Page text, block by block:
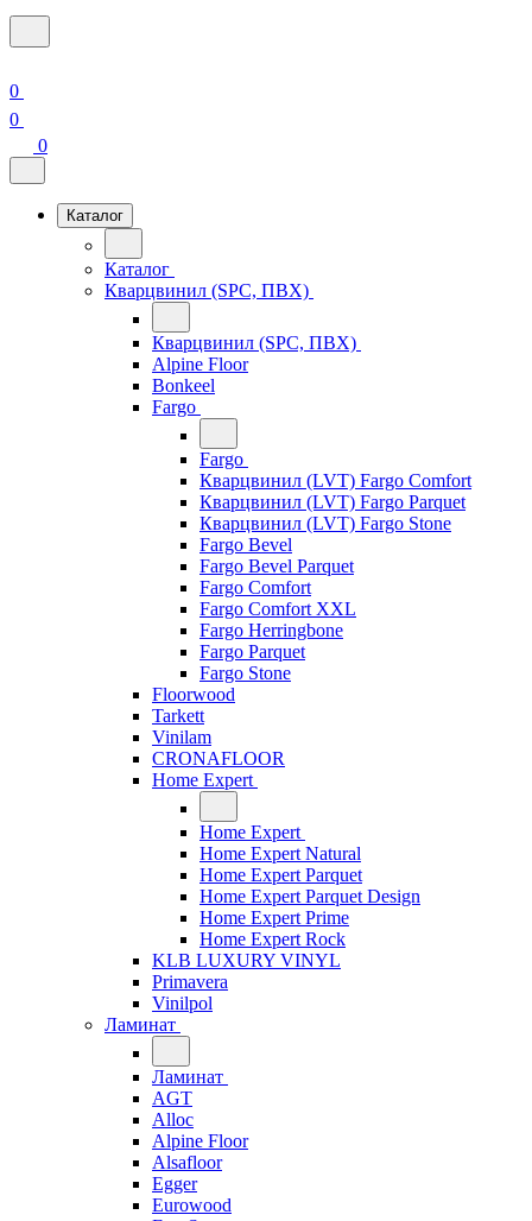
0
0
0
Каталог
Каталог
Кварцвинил (SPC, ПВХ)
Кварцвинил (SPC, ПВХ)
Alpine Floor
Bonkeel
Fargo
Fargo
Кварцвинил (LVT) Fargo Comfort
Кварцвинил (LVT) Fargo Parquet
Кварцвинил (LVT) Fargo Stone
Fargo Bevel
Fargo Bevel Parquet
Fargo Comfort
Fargo Comfort XXL
Fargo Herringbone
Fargo Parquet
Fargo Stone
Floorwood
Tarkett
Vinilam
CRONAFLOOR
Home Expert
Home Expert
Home Expert Natural
Home Expert Parquet
Home Expert Parquet Design
Home Expert Prime
Home Expert Rock
KLB LUXURY VINYL
Primavera
Vinilpol
Ламинат
Ламинат
AGT
Alloc
Alpine Floor
Alsafloor
Egger
Eurowood